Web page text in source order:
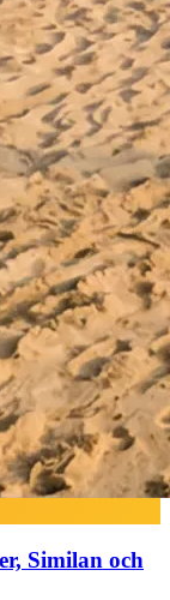
Similan och